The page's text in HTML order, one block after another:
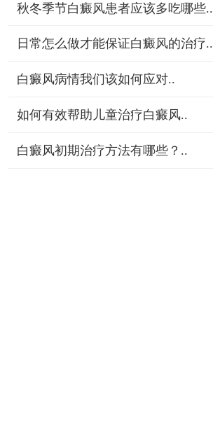
秋冬季节白癜风患者应该多吃哪些..
日常怎么做才能保证白癜风的治疗..
白癜风病情我们该如何应对..
如何有效帮助儿童治疗白癜风..
白癜风初期治疗方法有哪些？..